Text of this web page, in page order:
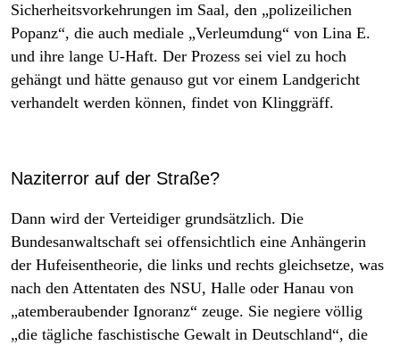
Sicherheitsvorkehrungen im Saal, den „polizeilichen
Popanz“, die auch mediale „Verleumdung“ von Lina E.
und ihre lange U-Haft. Der Prozess sei viel zu hoch
gehängt und hätte genauso gut vor einem Landgericht
verhandelt werden können, findet von Klinggräff.
Naziterror auf der Straße?
Dann wird der Verteidiger grundsätzlich. Die
Bundesanwaltschaft sei offensichtlich eine Anhängerin
der Hufeisentheorie, die links und rechts gleichsetze, was
nach den Attentaten des NSU, Halle oder Hanau von
„atemberaubender Ignoranz“ zeuge. Sie negiere völlig
„die tägliche faschistische Gewalt in Deutschland“, die